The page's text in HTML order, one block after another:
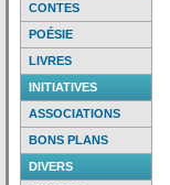
CONTES
POÉSIE
LIVRES
INITIATIVES
ASSOCIATIONS
BONS PLANS
DIVERS